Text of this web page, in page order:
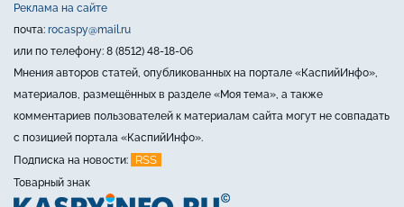
Реклама на сайте
почта: rocaspy@mail.ru
или по телефону: 8 (8512) 48-18-06
Мнения авторов статей, опубликованных на портале «КаспийИнфо»,
материалов, размещённых в разделе «Моя тема», а также
комментариев пользователей к материалам сайта могут не совпадать
с позицией портала «КаспийИнфо».
Подписка на новости:
RSS
Товарный знак